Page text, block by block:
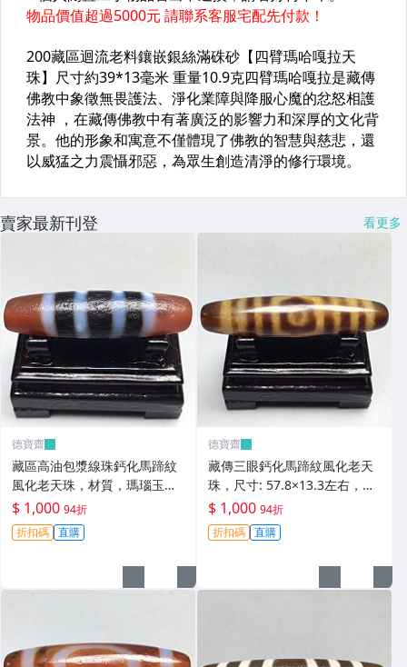
賣家最新刊登 看更多
德寶齋
藏區高油包漿線珠鈣化馬蹄紋
風化老天珠，材質，瑪瑙玉
髓，尺寸：49.4×13左 天珠 瑪
瑙 硃砂【德寶齋】408
$ 1,000 94折
折扣碼 直購
德寶齋
藏傳三眼鈣化馬蹄紋風化老天
珠，尺寸: 57.8×13.3左右，材
質：瑪瑙，玉髓， 天珠 瑪瑙
硃砂【德寶齋】407
$ 1,000 94折
折扣碼 直購